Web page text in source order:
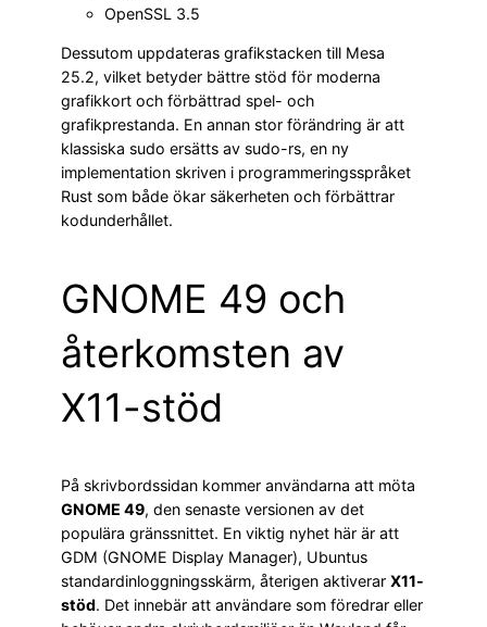
OpenSSL 3.5
Dessutom uppdateras grafikstacken till Mesa
25.2, vilket betyder bättre stöd för moderna
grafikkort och förbättrad spel- och
grafikprestanda. En annan stor förändring är att
klassiska sudo ersätts av sudo-rs, en ny
implementation skriven i programmeringsspråket
Rust som både ökar säkerheten och förbättrar
kodunderhållet.
GNOME 49 och
återkomsten av
X11-stöd
På skrivbordssidan kommer användarna att möta
GNOME 49, den senaste versionen av det
populära gränssnittet. En viktig nyhet här är att
GDM (GNOME Display Manager), Ubuntus
standardinloggningsskärm, återigen aktiverar X11-
stöd. Det innebär att användare som föredrar eller